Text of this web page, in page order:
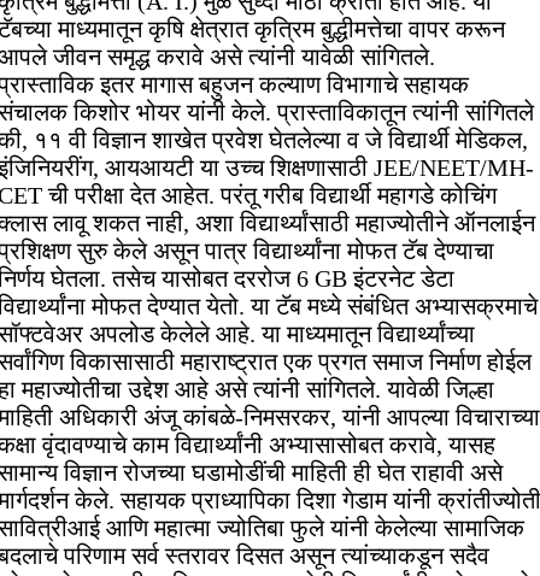
माध्यमातून कृषि क्षेत्रात कृत्रिम बुद्धीमत्तेचा वापर करून
जीवन समृद्ध करावे असे त्यांनी यावेळी सांगितले.
इतर मागास बहुजन कल्याण विभागाचे सहायक
किशोर भोयर यांनी केले. प्रास्ताविकातून त्यांनी सांगितले
११ वी विज्ञान शाखेत प्रवेश घेतलेल्या व जे विद्यार्थी मेडिकल,
आयआयटी या उच्च शिक्षणासाठी JEE/NEET/MH-
ची परीक्षा देत आहेत. परंतू गरीब विद्यार्थी महागडे कोचिंग
लावू शकत नाही, अशा विद्यार्थ्यांसाठी महाज्योतीने ऑनलाईन
सुरु केले असून पात्र विद्यार्थ्यांना मोफत टॅब देण्याचा
घेतला. तसेच यासोबत दररोज 6 GB इंटरनेट डेटा
मोफत देण्यात येतो. या टॅब मध्ये संबंधित अभ्यासक्रमाचे
अपलोड केलेले आहे. या माध्यमातून विद्यार्थ्यांच्या
विकासास‌ाठी महाराष्ट्रात एक प्रगत समाज निर्माण होईल
महाज्योतीचा उद्देश आहे असे त्यांनी सांगितले. यावेळी जिल्हा
अधिकारी अंजू कांबळे-निमसरकर, यांनी आपल्या विचाराच्या
वृंदावण्याचे काम विद्यार्थ्यांनी अभ्यासासोबत करावे, यासह
विज्ञान रोजच्या घडामोडींची माहिती ही घेत राहावी असे
केले. सहायक प्राध्यापिका दिशा गेडाम यांनी क्रांतीज्योती
आणि महात्मा ज्योतिबा फुले यांनी केलेल्या सामाजिक
परिणाम सर्व स्तरावर दिसत असून त्यांच्याकडून सदैव